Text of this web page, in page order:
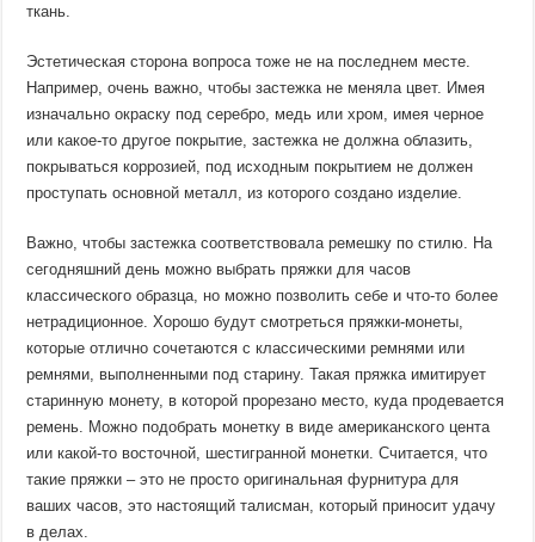
ткань.
Эстетическая сторона вопроса тоже не на последнем месте.
Например, очень важно, чтобы застежка не меняла цвет. Имея
изначально окраску под серебро, медь или хром, имея черное
или какое-то другое покрытие, застежка не должна облазить,
покрываться коррозией, под исходным покрытием не должен
проступать основной металл, из которого создано изделие.
Важно, чтобы застежка соответствовала ремешку по стилю. На
сегодняшний день можно выбрать пряжки для часов
классического образца, но можно позволить себе и что-то более
нетрадиционное. Хорошо будут смотреться пряжки-монеты,
которые отлично сочетаются с классическими ремнями или
ремнями, выполненными под старину. Такая пряжка имитирует
старинную монету, в которой прорезано место, куда продевается
ремень. Можно подобрать монетку в виде американского цента
или какой-то восточной, шестигранной монетки. Считается, что
такие пряжки – это не просто оригинальная фурнитура для
ваших часов, это настоящий талисман, который приносит удачу
в делах.